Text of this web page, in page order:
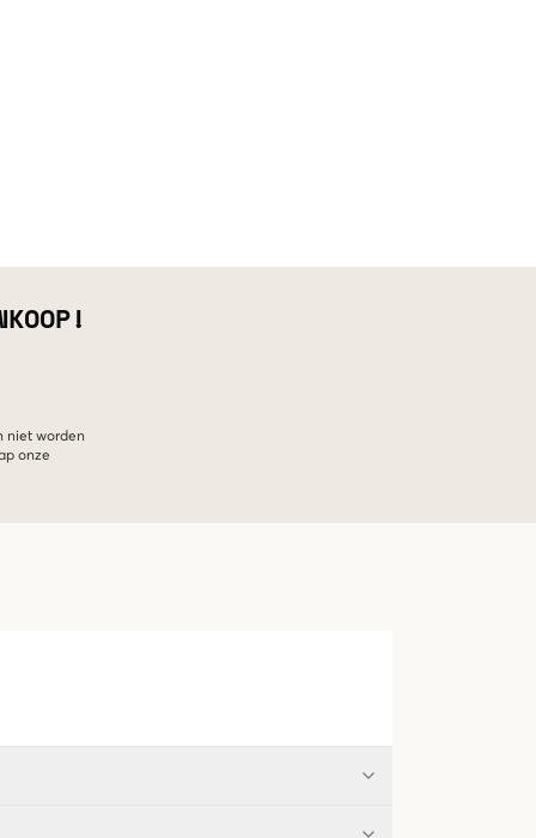
niet worden
onze